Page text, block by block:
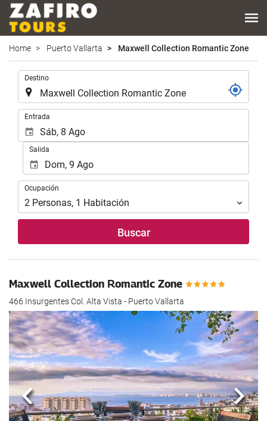
Home Puerto Vallarta Maxwell Collection Romantic Zone
Destino
Entrada
Salida
Ocupación
Ocupación
2 Personas, 1 Habitación
Buscar
Maxwell Collection Romantic Zone
466 Insurgentes Col. Alta Vista - Puerto Vallarta
Anterior